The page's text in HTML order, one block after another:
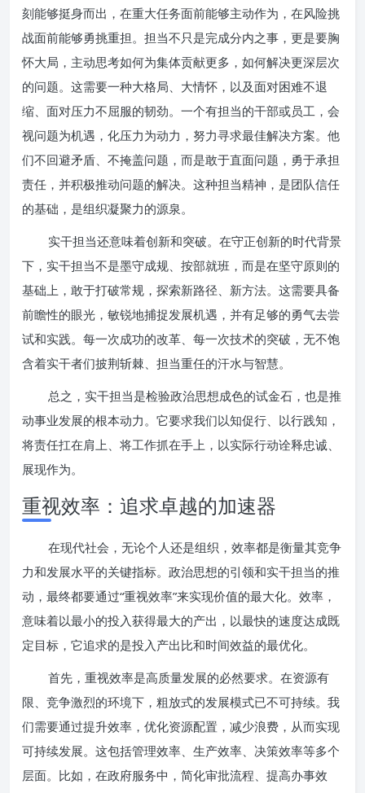
刻能够挺身而出，在重大任务面前能够主动作为，在风险挑
战面前能够勇挑重担。担当不只是完成分内之事，更是要胸
怀大局，主动思考如何为集体贡献更多，如何解决更深层次
的问题。这需要一种大格局、大情怀，以及面对困难不退
缩、面对压力不屈服的韧劲。一个有担当的干部或员工，会
视问题为机遇，化压力为动力，努力寻求最佳解决方案。他
们不回避矛盾、不掩盖问题，而是敢于直面问题，勇于承担
责任，并积极推动问题的解决。这种担当精神，是团队信任
的基础，是组织凝聚力的源泉。
实干担当还意味着创新和突破。在守正创新的时代背景
下，实干担当不是墨守成规、按部就班，而是在坚守原则的
基础上，敢于打破常规，探索新路径、新方法。这需要具备
前瞻性的眼光，敏锐地捕捉发展机遇，并有足够的勇气去尝
试和实践。每一次成功的改革、每一次技术的突破，无不饱
含着实干者们披荆斩棘、担当重任的汗水与智慧。
总之，实干担当是检验政治思想成色的试金石，也是推
动事业发展的根本动力。它要求我们以知促行、以行践知，
将责任扛在肩上、将工作抓在手上，以实际行动诠释忠诚、
展现作为。
重视效率：追求卓越的加速器
在现代社会，无论个人还是组织，效率都是衡量其竞争
力和发展水平的关键指标。政治思想的引领和实干担当的推
动，最终都要通过“重视效率”来实现价值的最大化。效率，
意味着以最小的投入获得最大的产出，以最快的速度达成既
定目标，它追求的是投入产出比和时间效益的最优化。
首先，重视效率是高质量发展的必然要求。在资源有
限、竞争激烈的环境下，粗放式的发展模式已不可持续。我
们需要通过提升效率，优化资源配置，减少浪费，从而实现
可持续发展。这包括管理效率、生产效率、决策效率等多个
层面。比如，在政府服务中，简化审批流程、提高办事效